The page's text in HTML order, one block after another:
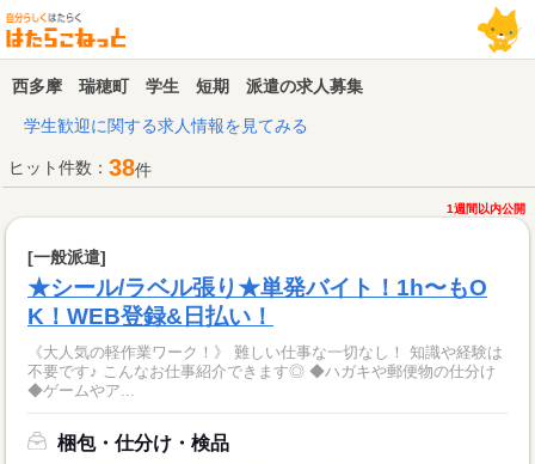
西多摩 瑞穂町 学生 短期 派遣の求人募集
学生歓迎に関する求人情報を見てみる
ヒット件数： 38件
1週間以内公開
[一般派遣]
★シール/ラベル張り★単発バイト！1h〜もO
K！WEB登録&日払い！
《大人気の軽作業ワーク！》 難しい仕事な一切なし！ 知識や経験は
不要です♪ こんなお仕事紹介できます◎ ◆ハガキや郵便物の仕分け
◆ゲームやア...
梱包・仕分け・検品